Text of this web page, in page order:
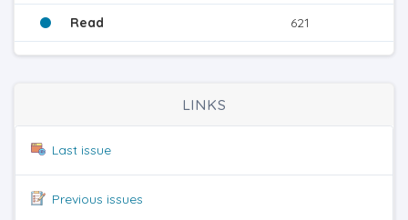
Read 621
LINKS
Last issue
Previous issues